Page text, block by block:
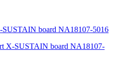
X-SUSTAIN board NA18107-